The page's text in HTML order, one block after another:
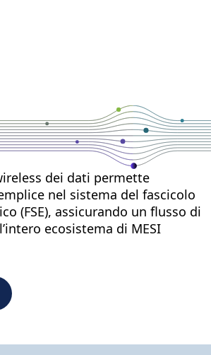
dei dati permette
nel sistema del fascicolo
(FSE), assicurando un flusso di
ecosistema di MESI